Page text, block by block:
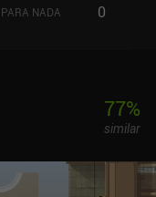
PARA NADA 0
77%
similar